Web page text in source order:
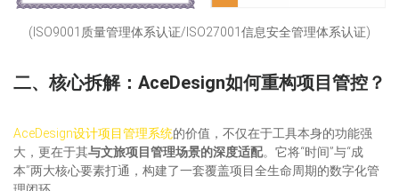
(ISO9001质量管理体系认证/ISO27001信息安全管理体系认证)
二、核心拆解： AceDesign如何重构项目管控？
AceDesign设计项目管理系统的价值，不仅在于工具本身的功能强
大，更在于其与文旅项目管理场景的深度适配。它将“时间”与“成
本”两大核心要素打通，构建了一套覆盖项目全生命周期的数字化管